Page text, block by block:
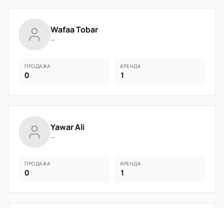
Wafaa Tobar
—
ПРОДАЖА
0
АРЕНДА
1
Yawar Ali
—
ПРОДАЖА
0
АРЕНДА
1